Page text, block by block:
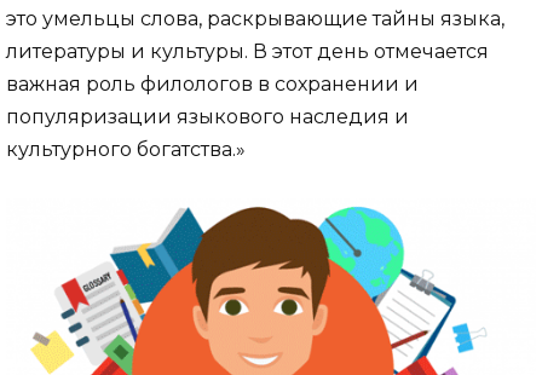
это умельцы слова, раскрывающие тайны языка,
литературы и культуры. В этот день отмечается
важная роль филологов в сохранении и
популяризации языкового наследия и
культурного богатства.»